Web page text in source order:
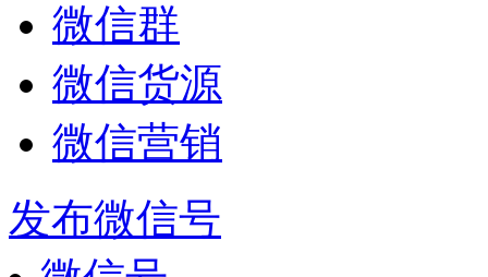
微信群
微信货源
微信营销
发布微信号